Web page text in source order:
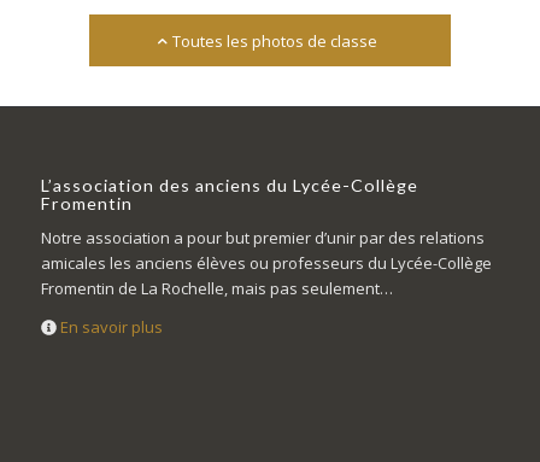
Toutes les photos de classe
L’association des anciens du Lycée-Collège
Fromentin
Notre association a pour but premier d’unir par des relations
amicales les anciens élèves ou professeurs du Lycée-Collège
Fromentin de La Rochelle, mais pas seulement…
En savoir plus